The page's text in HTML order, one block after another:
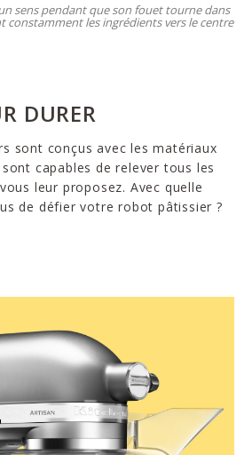
sens pendant que son fouet tourne dans
constamment les ingrédients vers le centre
DURER
sont conçus avec les matériaux
capables de relever tous les
leur proposez. Avec quelle
de défier votre robot pâtissier ?